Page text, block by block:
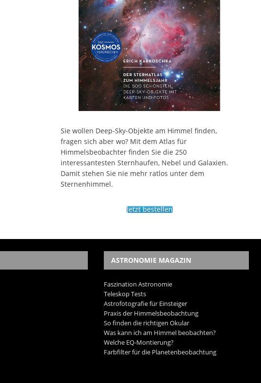
Sie wollen Deep-Sky-Objekte am Himmel finden,
fragen sich aber wo? Mit dem Atlas für
Himmelsbeobachter finden Sie die 250
interessantesten Sternhaufen, Nebel und Galaxien.
Damit stehen Sie nie mehr ratlos unter dem
Sternenhimmel.
Jetzt bestellen
ASTRONOMIE MAGAZIN
Faszination Astronomie
Teleskop Tests
Astrofotografie für Einsteiger
Praxis der Himmelsbeobachtung
So finden die richtigen Okular
Was kann ich am Himmel beobachten?
Welche EQ-Montierung?
Farbfilter für die Planetenbeobachtung